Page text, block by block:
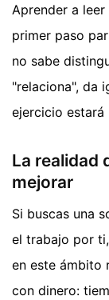
Aprender a
primer paso
no sabe
"relaciona", da
ejercicio estará
La realidad
mejorar
Si buscas una
el trabajo por
en este ámbito
con dinero: